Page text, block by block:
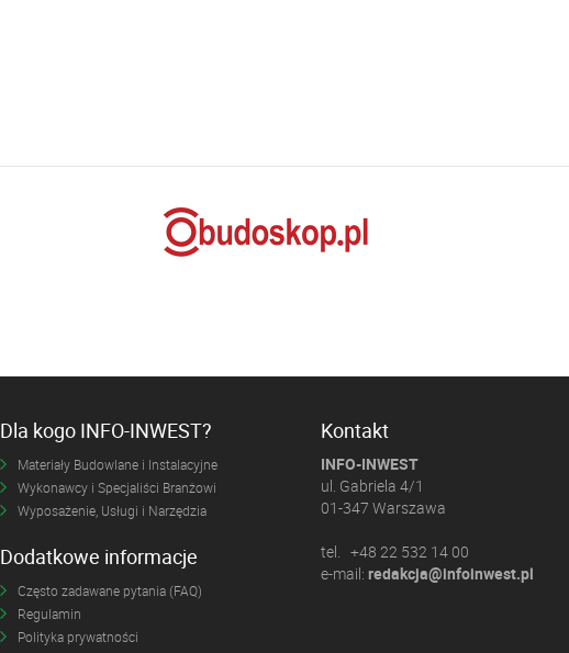
Dla kogo INFO-INWEST?
Materiały Budowlane i Instalacyjne
Wykonawcy i Specjaliści Branżowi
Wyposażenie, Usługi i Narzędzia
Dodatkowe informacje
Często zadawane pytania (FAQ)
Regulamin
Polityka prywatności
Kontakt
INFO-INWEST
ul. Gabriela 4/1
01-347 Warszawa
tel. +48 22 532 14 00
e-mail: redakcja@infoinwest.pl